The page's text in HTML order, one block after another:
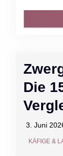
Die
3. Juni
KÄFIGE &